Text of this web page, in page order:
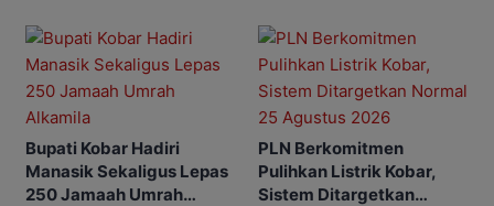
Bupati Kobar Hadiri
Manasik Sekaligus Lepas
250 Jamaah Umrah
PLN Berkomitmen
Pulihkan Listrik Kobar,
Sistem Ditargetkan